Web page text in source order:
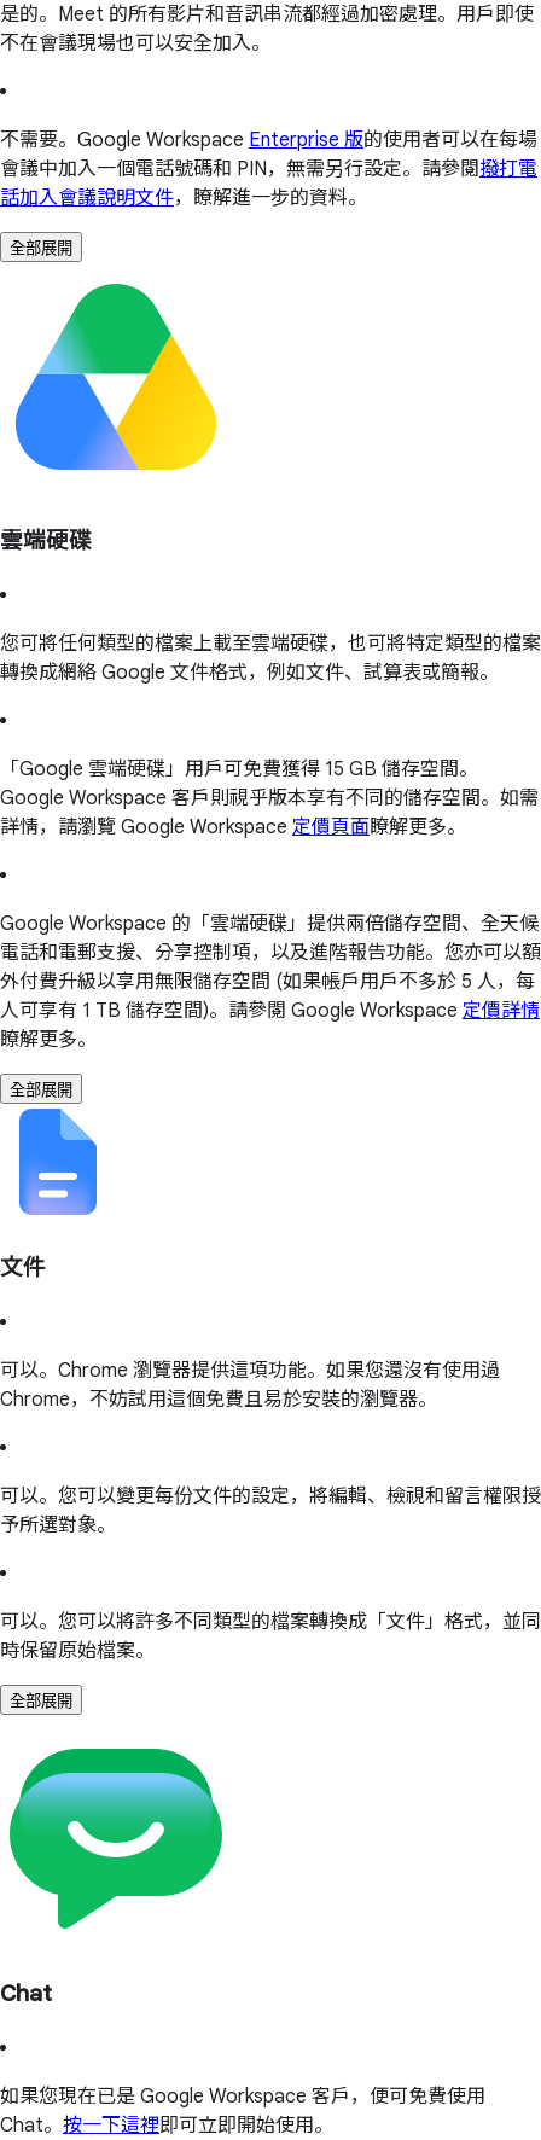
是的。Meet 的所有影片和音訊串流都經過加密處理。用戶即使
不在會議現場也可以安全加入。
不需要。Google Workspace Enterprise 版的使用者可以在每場
會議中加入一個電話號碼和 PIN，無需另行設定。請參閱撥打電
話加入會議說明文件，瞭解進一步的資料。
全部展開
雲端硬碟
您可將任何類型的檔案上載至雲端硬碟，也可將特定類型的檔案
轉換成網絡 Google 文件格式，例如文件、試算表或簡報。
「Google 雲端硬碟」用戶可免費獲得 15 GB 儲存空間。
Google Workspace 客戶則視乎版本享有不同的儲存空間。如需
詳情，請瀏覽 Google Workspace 定價頁面瞭解更多。
Google Workspace 的「雲端硬碟」提供兩倍儲存空間、全天候
電話和電郵支援、分享控制項，以及進階報告功能。您亦可以額
外付費升級以享用無限儲存空間 (如果帳戶用戶不多於 5 人，每
人可享有 1 TB 儲存空間)。請參閱 Google Workspace 定價詳情
瞭解更多。
全部展開
文件
可以。Chrome 瀏覽器提供這項功能。如果您還沒有使用過
Chrome，不妨試用這個免費且易於安裝的瀏覽器。
可以。您可以變更每份文件的設定，將編輯、檢視和留言權限授
予所選對象。
可以。您可以將許多不同類型的檔案轉換成「文件」格式，並同
時保留原始檔案。
全部展開
Chat
如果您現在已是 Google Workspace 客戶，便可免費使用
Chat。 按一下這裡即可立即開始使用。